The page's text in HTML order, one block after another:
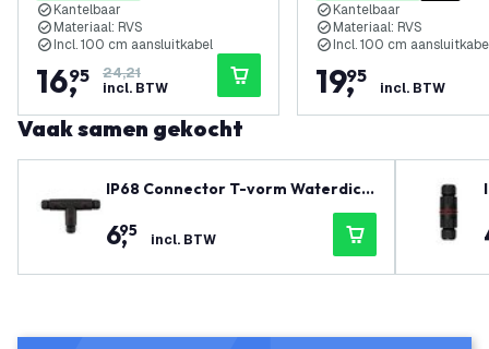
Kantelbaar
Materiaal: RVS
Incl. 100 cm aansluitkabel
16,
95
24,21
incl. BTW
Kantelbaar
Materiaal: RVS
Incl. 100 cm
19,
95
incl. BTW
Vaak samen gekocht
IP68 Connector T-vorm Waterdich
6,
95 incl. BTW